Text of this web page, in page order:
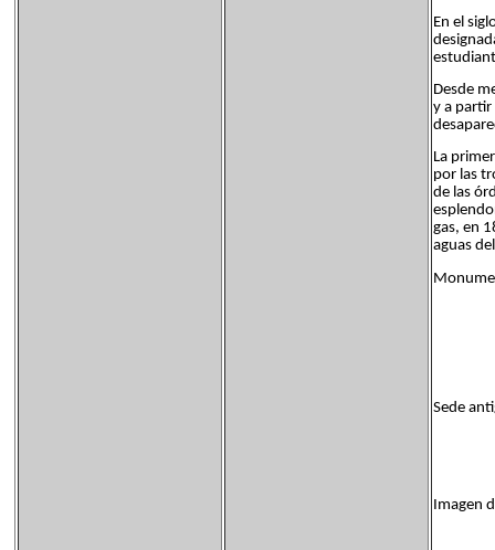
En el
Desde
y a partir
La
por las
de las
gas, en
aguas
Sede
Imagen